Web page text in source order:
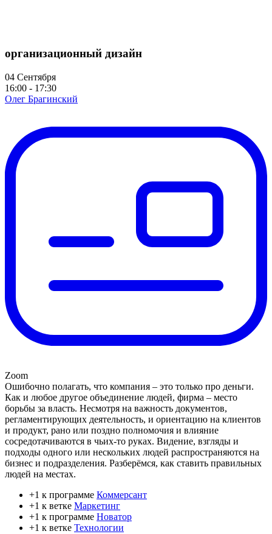
организационный дизайн
04 Сентября
16:00 - 17:30
Олег Брагинский
Zoom
Ошибочно полагать, что компания – это только про деньги.
Как и любое другое объединение людей, фирма – место
борьбы за власть. Несмотря на важность документов,
регламентирующих деятельность, и ориентацию на клиентов
и продукт, рано или поздно полномочия и влияние
сосредотачиваются в чьих-то руках. Видение, взгляды и
подходы одного или нескольких людей распространяются на
бизнес и подразделения. Разберёмся, как ставить правильных
людей на местах.
+1 к программе Коммерсант
+1 к ветке Маркетинг
+1 к программе Новатор
+1 к ветке Технологии